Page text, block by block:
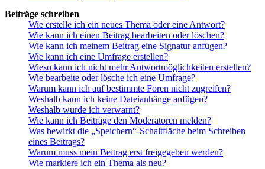
Beiträge schreiben
Wie erstelle ich ein neues Thema oder eine Antwort?
Wie kann ich einen Beitrag bearbeiten oder löschen?
Wie kann ich meinem Beitrag eine Signatur anfügen?
Wie kann ich eine Umfrage erstellen?
Wieso kann ich nicht mehr Antwortmöglichkeiten erstellen?
Wie bearbeite oder lösche ich eine Umfrage?
Warum kann ich auf bestimmte Foren nicht zugreifen?
Weshalb kann ich keine Dateianhänge anfügen?
Weshalb wurde ich verwarnt?
Wie kann ich Beiträge den Moderatoren melden?
Was bewirkt die „Speichern“-Schaltfläche beim Schreiben
eines Beitrags?
Warum muss mein Beitrag erst freigegeben werden?
Wie markiere ich ein Thema als neu?